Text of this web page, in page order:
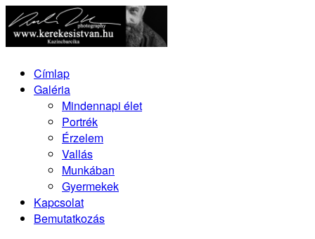
Címlap
Galéria
Mindennapi élet
Portrék
Érzelem
Vallás
Munkában
Gyermekek
Kapcsolat
Bemutatkozás